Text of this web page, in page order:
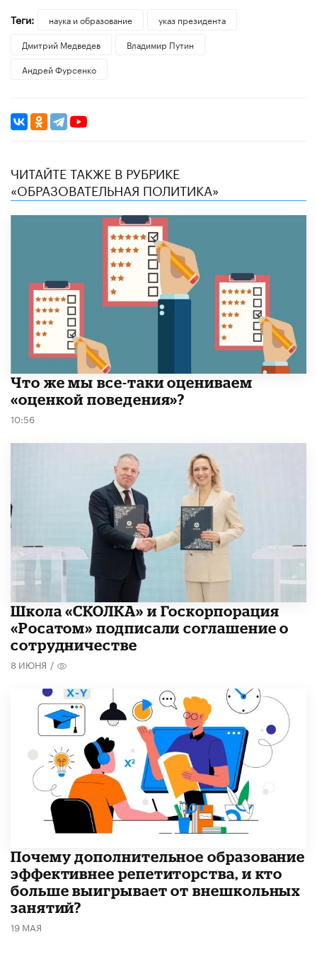
Теги:
наука и образование
указ президента
Дмитрий Медведев
Владимир Путин
Андрей Фурсенко
ЧИТАЙТЕ ТАКЖЕ В РУБРИКЕ
«ОБРАЗОВАТЕЛЬНАЯ ПОЛИТИКА»
​Что же мы все-таки оцениваем
«оценкой поведения»?
10:56
Школа «СКОЛКА» и Госкорпорация
«Росатом» подписали соглашение о
сотрудничестве
8 ИЮНЯ /
​Почему дополнительное образование
эффективнее репетиторства, и кто
больше выигрывает от внешкольных
занятий?
19 МАЯ